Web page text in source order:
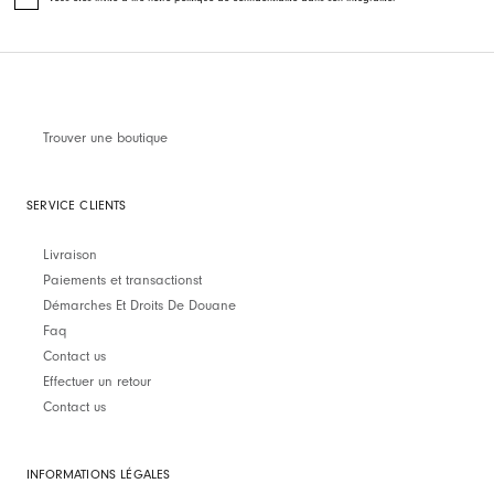
Trouver une boutique
SERVICE CLIENTS
Livraison
Paiements et transactionst
Démarches Et Droits De Douane
Faq
Contact us
Effectuer un retour
Contact us
INFORMATIONS LÉGALES